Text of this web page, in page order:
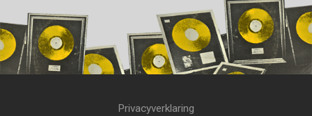
Privacyverklaring